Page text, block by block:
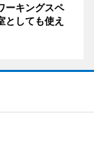
ーキングスペ
としても使え